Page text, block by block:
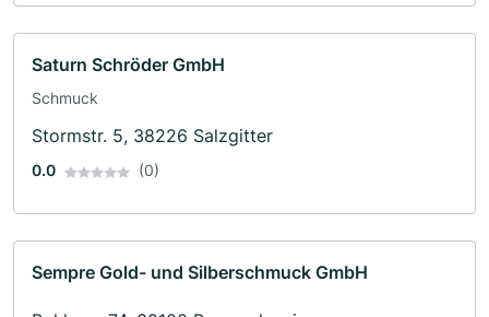
Saturn Schröder GmbH
Schmuck
Stormstr. 5, 38226 Salzgitter
0.0 (0)
Sempre Gold- und Silberschmuck GmbH